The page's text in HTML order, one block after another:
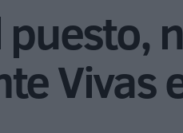
Vivas